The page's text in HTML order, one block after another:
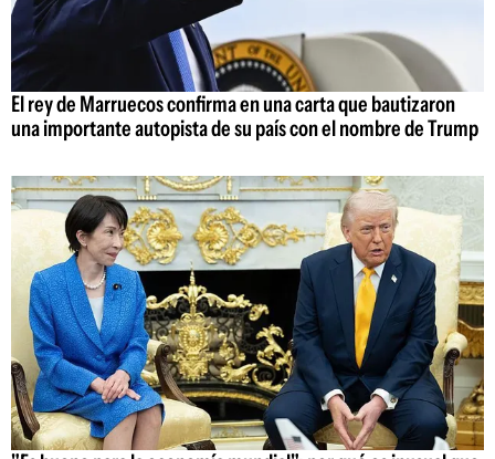
El rey de Marruecos confirma en una carta que bautizaron
una importante autopista de su país con el nombre de Trump